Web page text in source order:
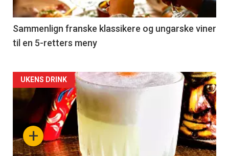
-
5
Sammenlign franske klassikere og ungarske viner
til en 5-retters meny
Forsiden
akkurat
nå
-
+
UKENS DRINK